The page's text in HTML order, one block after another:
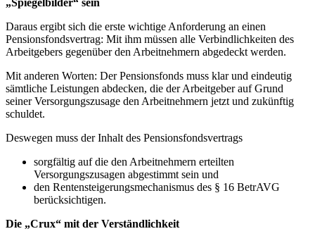
Daraus ergibt sich die erste wichtige Anforderung an einen
Pensionsfondsvertrag: Mit ihm müssen alle Verbindlichkeiten des
Arbeitgebers gegenüber den Arbeitnehmern abgedeckt werden.
Mit anderen Worten: Der Pensionsfonds muss klar und eindeutig
sämtliche Leistungen abdecken, die der Arbeitgeber auf Grund
seiner Versorgungszusage den Arbeitnehmern jetzt und zukünftig
schuldet.
Deswegen muss der Inhalt des Pensionsfondsvertrags
sorgfältig auf die den Arbeitnehmern erteilten
Versorgungszusagen abgestimmt sein und
den Rentensteigerungsmechanismus des § 16 BetrAVG
berücksichtigen.
Die „Crux“ mit der Verständlichkeit